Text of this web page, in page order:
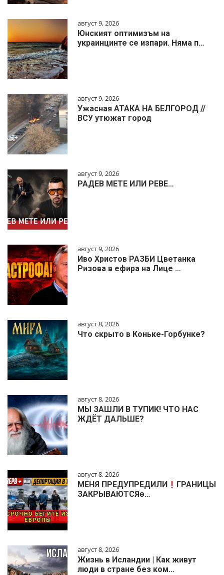
август 9, 2026
Юнският оптимизъм на
украинцинте се изпари. Няма п…
август 9, 2026
Ужасная АТАКА НА БЕЛГОРОД //
ВСУ утюжат город
август 9, 2026
РАДЕВ МЕТЕ ИЛИ РЕВЕ…
август 9, 2026
Иво Христов РАЗБИ Цветанка
Ризова в ефира на Лице …
август 8, 2026
Что скрыто в Коньке-Горбунке?
август 8, 2026
МЫ ЗАШЛИ В ТУПИК! ЧТО НАС
ЖДЁТ ДАЛЬШЕ?
август 8, 2026
МЕНЯ ПРЕДУПРЕДИЛИ
ГРАНИЦЫ
ЗАКРЫВАЮТСЯɵ…
август 8, 2026
Жизнь в Исландии | Как живут
люди в стране без ком…